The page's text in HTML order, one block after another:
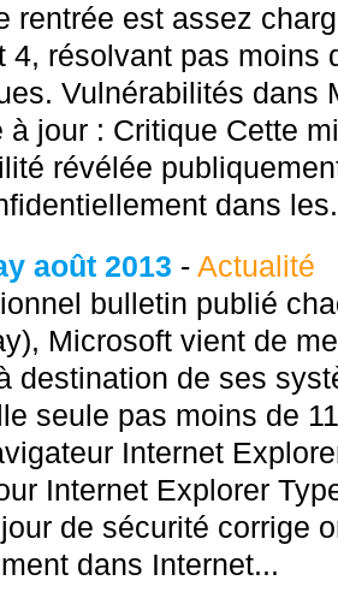
rentrée est assez
4, résolvant pas moins
Vulnérabilités dans
à jour : Critique Cette
révélée
dans
août 2013 - Actualité
bulletin publié
Microsoft vient de
destination de ses
seule pas moins de
Internet
Internet Explorer
de sécurité corrige
dans Internet...